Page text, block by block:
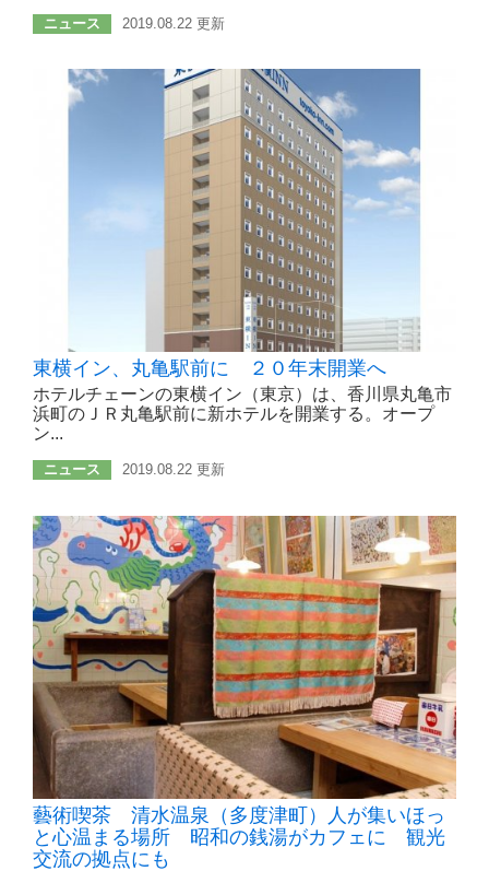
ニュース 2019.08.22 更新
東横イン、丸亀駅前に ２０年末開業へ
ホテルチェーンの東横イン（東京）は、香川県丸亀市
浜町のＪＲ丸亀駅前に新ホテルを開業する。オープ
ン...
ニュース 2019.08.22 更新
藝術喫茶 清水温泉（多度津町）人が集いほっ
と心温まる場所 昭和の銭湯がカフェに 観光
交流の拠点にも